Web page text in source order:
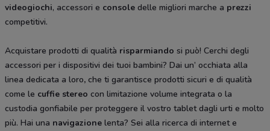
videogiochi, accessori e console delle migliori marche a prezzi
competitivi.
Acquistare prodotti di qualità risparmiando si può! Cerchi degli
accessori per i dispositivi dei tuoi bambini? Dai un’ occhiata alla
linea dedicata a loro, che ti garantisce prodotti sicuri e di qualità
come le cuffie stereo con limitazione volume integrata o la
custodia gonfiabile per proteggere il vostro tablet dagli urti e molto
più. Hai una navigazione lenta? Sei alla ricerca di internet e